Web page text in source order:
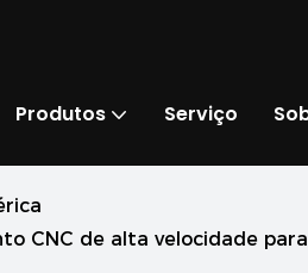
Produtos Serviço
CNC de alta velocidade